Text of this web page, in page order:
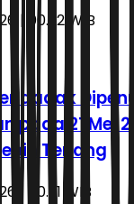
| 00.22 WIB
pada 21 Mei
Tenang
| 00.21 WIB